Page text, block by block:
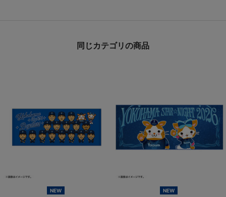
同じカテゴリの商品
NEW NEW